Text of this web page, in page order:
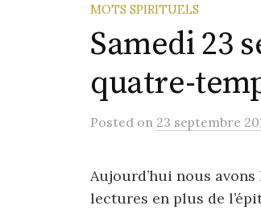
MOTS SPIRITUELS
Samedi 23
quatre-
Posted on 23 septembre
Aujourd’hui nous
lectures en plus de